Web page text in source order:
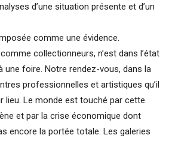
d’une situation présente et d’un
comme une évidence.
collectionneurs, n’est dans l’état
une foire. Notre rendez-vous, dans la
professionnelles et artistiques qu’il
lieu. Le monde est touché par cette
et par la crise économique dont
encore la portée totale. Les galeries